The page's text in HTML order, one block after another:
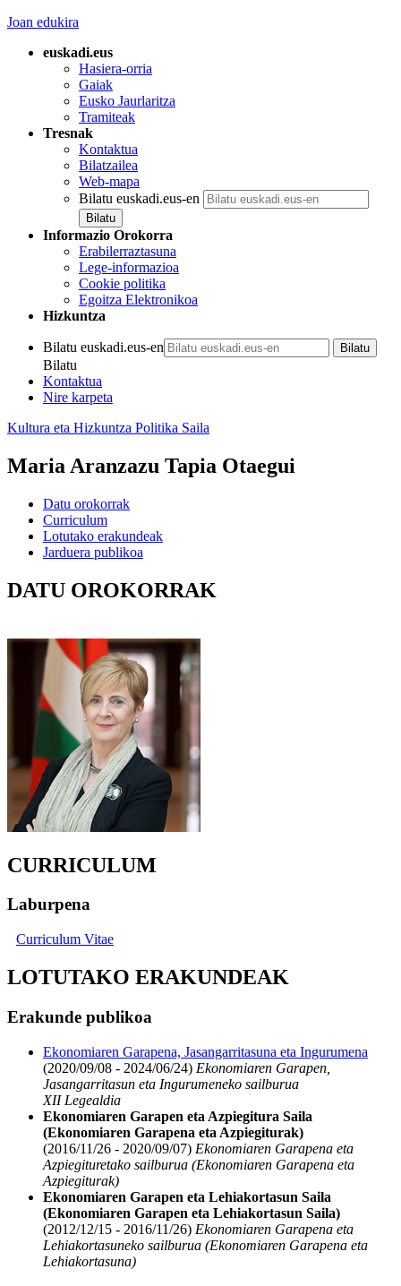
Joan edukira
euskadi.eus
Hasiera-orria
Gaiak
Eusko Jaurlaritza
Tramiteak
Tresnak
Kontaktua
Bilatzailea
Web-mapa
Bilatu euskadi.eus-en
Informazio Orokorra
Erabilerraztasuna
Lege-informazioa
Cookie politika
Egoitza Elektronikoa
Hizkuntza
Bilatu euskadi.eus-en
Bilatu
Kontaktua
Nire karpeta
Kultura eta Hizkuntza Politika Saila
Maria Aranzazu Tapia Otaegui
Datu orokorrak
Curriculum
Lotutako erakundeak
Jarduera publikoa
DATU OROKORRAK
CURRICULUM
Laburpena
Curriculum Vitae
LOTUTAKO ERAKUNDEAK
Erakunde publikoa
Ekonomiaren Garapena, Jasangarritasuna eta Ingurumena
(2020/09/08 - 2024/06/24) Ekonomiaren Garapen,
Jasangarritasun eta Ingurumeneko sailburua
XII Legealdia
Ekonomiaren Garapen eta Azpiegitura Saila
(Ekonomiaren Garapena eta Azpiegiturak)
(2016/11/26 - 2020/09/07) Ekonomiaren Garapena eta
Azpiegituretako sailburua (Ekonomiaren Garapena eta
Azpiegiturak)
Ekonomiaren Garapen eta Lehiakortasun Saila
(Ekonomiaren Garapen eta Lehiakortasun Saila)
(2012/12/15 - 2016/11/26) Ekonomiaren Garapena eta
Lehiakortasuneko sailburua (Ekonomiaren Garapena eta
Lehiakortasuna)